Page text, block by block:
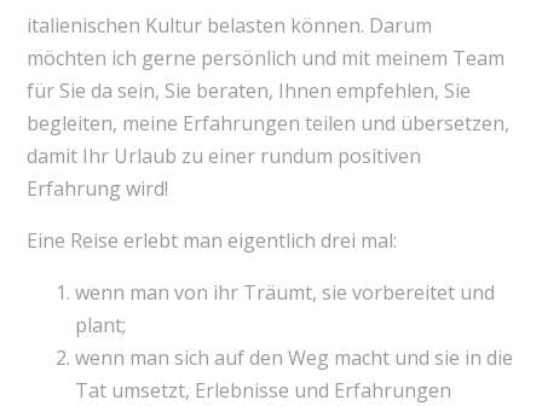
italienischen Kultur belasten können. Darum
möchten ich gerne persönlich und mit meinem Team
für Sie da sein, Sie beraten, Ihnen empfehlen, Sie
begleiten, meine Erfahrungen teilen und übersetzen,
damit Ihr Urlaub zu einer rundum positiven
Erfahrung wird!
Eine Reise erlebt man eigentlich drei mal:
wenn man von ihr Träumt, sie vorbereitet und
plant;
wenn man sich auf den Weg macht und sie in die
Tat umsetzt, Erlebnisse und Erfahrungen